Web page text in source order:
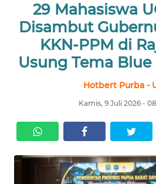
29 Mahasiswa
Disambut
KKN-PPM di
Usung Tema Blue
Hotbert Purba -
Kamis, 9 Juli 2026 -
UTAMA
NUSANTARA
SERBI
OPINI